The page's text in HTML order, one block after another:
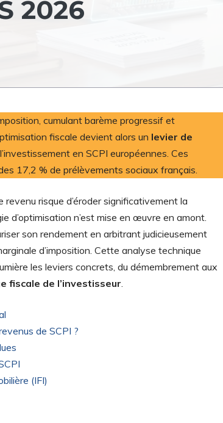
2026
cumulant barème progressif et
fiscale devient alors un levier de
en SCPI européennes. Ces
17,2 % de prélèvements sociaux français.
revenu risque d’éroder significativement la
d’optimisation n’est mise en œuvre en amont.
son rendement en arbitrant judicieusement
d’imposition. Cette analyse technique
les leviers concrets, du démembrement aux
fiscale de l’investisseur.
de SCPI ?
(IFI)